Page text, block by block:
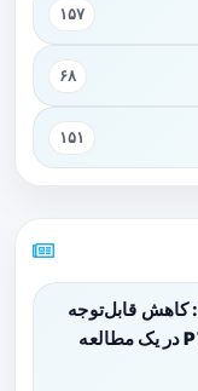
۱۵۷
۶۸
۱۵۱
استفاده نسخه‌ای از THC: کاهش قابل‌توجه
کابوس‌های مرتبط با PTSD در یک مطالعه